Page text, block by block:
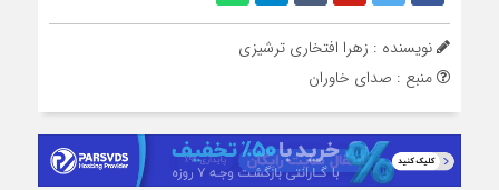
نویسنده : زهرا افتخاری ترشیزی
منبع : صدای خاوران